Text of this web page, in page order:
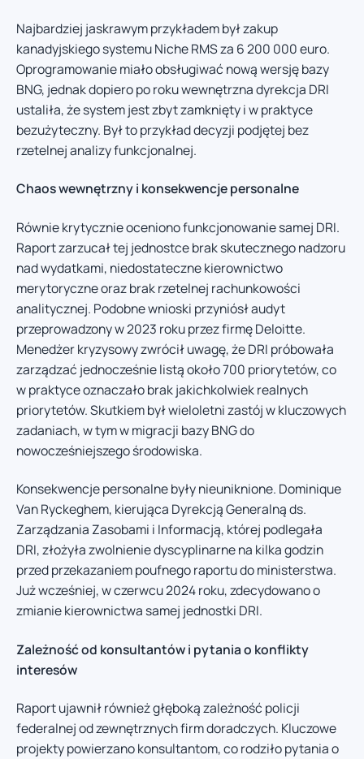
Najbardziej jaskrawym przykładem był zakup
kanadyjskiego systemu Niche RMS za 6 200 000 euro.
Oprogramowanie miało obsługiwać nową wersję bazy
BNG, jednak dopiero po roku wewnętrzna dyrekcja DRI
ustaliła, że system jest zbyt zamknięty i w praktyce
bezużyteczny. Był to przykład decyzji podjętej bez
rzetelnej analizy funkcjonalnej.
Chaos wewnętrzny i konsekwencje personalne
Równie krytycznie oceniono funkcjonowanie samej DRI.
Raport zarzucał tej jednostce brak skutecznego nadzoru
nad wydatkami, niedostateczne kierownictwo
merytoryczne oraz brak rzetelnej rachunkowości
analitycznej. Podobne wnioski przyniósł audyt
przeprowadzony w 2023 roku przez firmę Deloitte.
Menedżer kryzysowy zwrócił uwagę, że DRI próbowała
zarządzać jednocześnie listą około 700 priorytetów, co
w praktyce oznaczało brak jakichkolwiek realnych
priorytetów. Skutkiem był wieloletni zastój w kluczowych
zadaniach, w tym w migracji bazy BNG do
nowocześniejszego środowiska.
Konsekwencje personalne były nieuniknione. Dominique
Van Ryckeghem, kierująca Dyrekcją Generalną ds.
Zarządzania Zasobami i Informacją, której podlegała
DRI, złożyła zwolnienie dyscyplinarne na kilka godzin
przed przekazaniem poufnego raportu do ministerstwa.
Już wcześniej, w czerwcu 2024 roku, zdecydowano o
zmianie kierownictwa samej jednostki DRI.
Zależność od konsultantów i pytania o konflikty
interesów
Raport ujawnił również głęboką zależność policji
federalnej od zewnętrznych firm doradczych. Kluczowe
projekty powierzano konsultantom, co rodziło pytania o